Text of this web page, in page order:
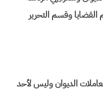
وقسم التحرير
الديوان وليس لأحد